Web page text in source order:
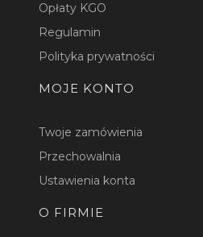
Opłaty KGO
Regulamin
Polityka prywatności
MOJE KONTO
Twoje zamówienia
Przechowalnia
Ustawienia konta
O FIRMIE